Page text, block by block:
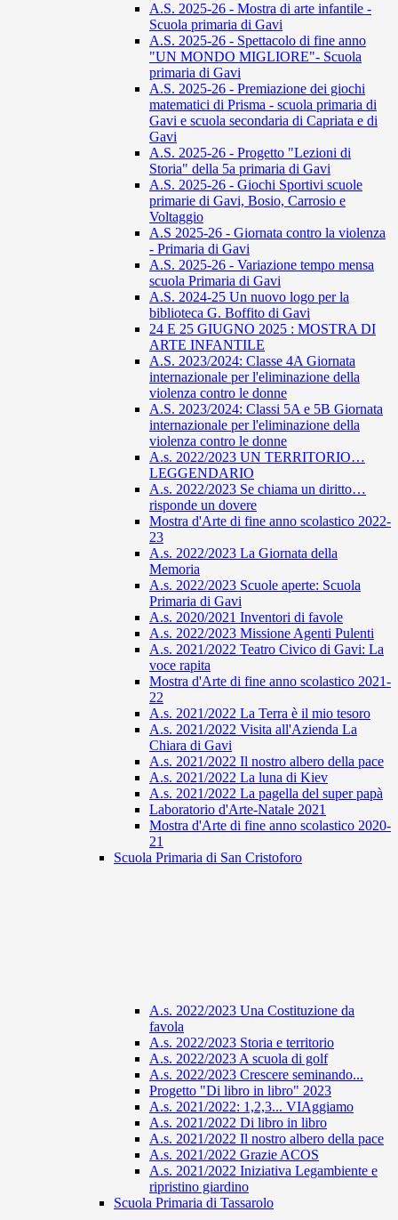
A.S. 2025-26 - Mostra di arte infantile -
Scuola primaria di Gavi
A.S. 2025-26 - Spettacolo di fine anno
"UN MONDO MIGLIORE"- Scuola
primaria di Gavi
A.S. 2025-26 - Premiazione dei giochi
matematici di Prisma - scuola primaria di
Gavi e scuola secondaria di Capriata e di
Gavi
A.S. 2025-26 - Progetto "Lezioni di
Storia" della 5a primaria di Gavi
A.S. 2025-26 - Giochi Sportivi scuole
primarie di Gavi, Bosio, Carrosio e
Voltaggio
A.S 2025-26 - Giornata contro la violenza
- Primaria di Gavi
A.S. 2025-26 - Variazione tempo mensa
scuola Primaria di Gavi
A.S. 2024-25 Un nuovo logo per la
biblioteca G. Boffito di Gavi
24 E 25 GIUGNO 2025 : MOSTRA DI
ARTE INFANTILE
A.S. 2023/2024: Classe 4A Giornata
internazionale per l'eliminazione della
violenza contro le donne
A.S. 2023/2024: Classi 5A e 5B Giornata
internazionale per l'eliminazione della
violenza contro le donne
A.s. 2022/2023 UN TERRITORIO…
LEGGENDARIO
A.s. 2022/2023 Se chiama un diritto…
risponde un dovere
Mostra d'Arte di fine anno scolastico 2022-
23
A.s. 2022/2023 La Giornata della
Memoria
A.s. 2022/2023 Scuole aperte: Scuola
Primaria di Gavi
A.s. 2020/2021 Inventori di favole
A.s. 2022/2023 Missione Agenti Pulenti
A.s. 2021/2022 Teatro Civico di Gavi: La
voce rapita
Mostra d'Arte di fine anno scolastico 2021-
22
A.s. 2021/2022 La Terra è il mio tesoro
A.s. 2021/2022 Visita all'Azienda La
Chiara di Gavi
A.s. 2021/2022 Il nostro albero della pace
A.s. 2021/2022 La luna di Kiev
A.s. 2021/2022 La pagella del super papà
Laboratorio d'Arte-Natale 2021
Mostra d'Arte di fine anno scolastico 2020-
21
Scuola Primaria di San Cristoforo
A.s. 2022/2023 Una Costituzione da
favola
A.s. 2022/2023 Storia e territorio
A.s. 2022/2023 A scuola di golf
A.s. 2022/2023 Crescere seminando...
Progetto "Di libro in libro" 2023
A.s. 2021/2022: 1,2,3... VIAggiamo
A.s. 2021/2022 Di libro in libro
A.s. 2021/2022 Il nostro albero della pace
A.s. 2021/2022 Grazie ACOS
A.s. 2021/2022 Iniziativa Legambiente e
ripristino giardino
Scuola Primaria di Tassarolo